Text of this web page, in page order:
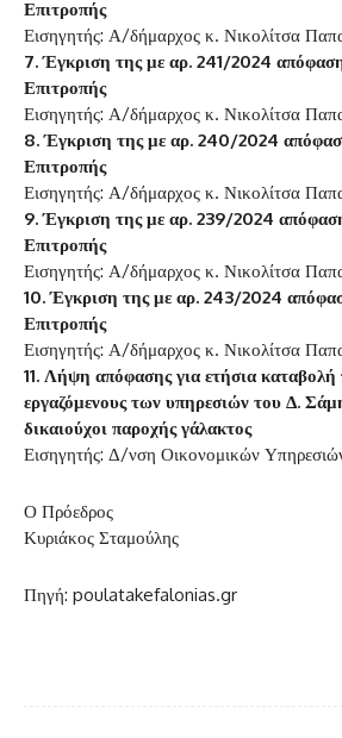
Επιτροπής
Εισηγητής: Α/δήμαρχος κ. Νικολίτσα
7. Έγκριση της με αρ. 241/2024
Επιτροπής
Εισηγητής: Α/δήμαρχος κ. Νικολίτσα
8. Έγκριση της με αρ. 240/2024
Επιτροπής
Εισηγητής: Α/δήμαρχος κ. Νικολίτσα
9. Έγκριση της με αρ. 239/2024
Επιτροπής
Εισηγητής: Α/δήμαρχος κ. Νικολίτσα
10. Έγκριση της με αρ. 243/2024
Επιτροπής
Εισηγητής: Α/δήμαρχος κ. Νικολίτσα
11. Λήψη απόφασης για ετήσια
εργαζόμενους των υπηρεσιών του Δ.
δικαιούχοι παροχής γάλακτος
Εισηγητής: Δ/νση Οικονομικών
Ο Πρόεδρος
Κυριάκος Σταμούλης
Πηγή: poulatakefalonias.gr